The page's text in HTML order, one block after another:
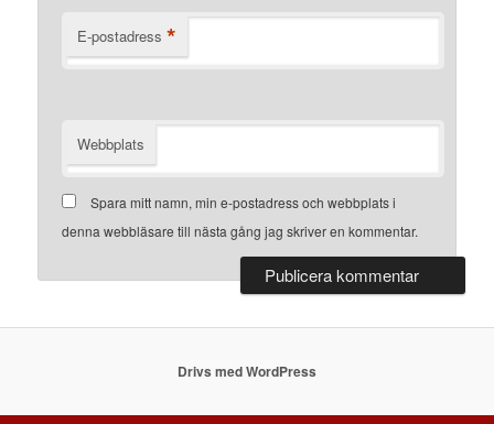
E-postadress *
Webbplats
Spara mitt namn, min e-postadress och webbplats i
denna webbläsare till nästa gång jag skriver en kommentar.
Drivs med WordPress